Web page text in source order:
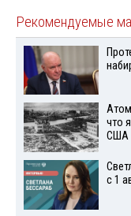
Рекомендуемые
что
США
с 1